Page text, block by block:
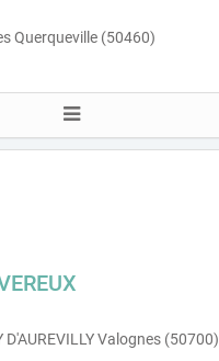
Querqueville (50460)
D'AUREVILLY Valognes (50700)